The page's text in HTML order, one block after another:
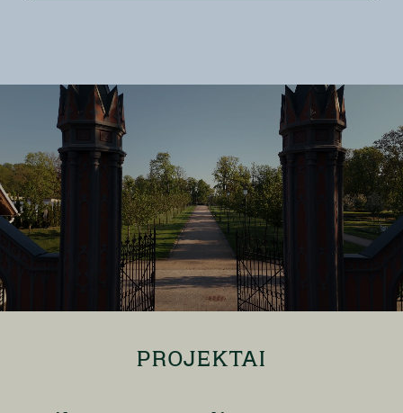
PROJEKTAI